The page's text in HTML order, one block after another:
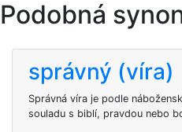
Podobná
správný (víra)
Správná víra je podle
souladu s biblí, pravdou nebo